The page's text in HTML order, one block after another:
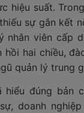
hiệu suất.
sự gắn kết
nhân viên cấp
hồi hai chiều,
quản lý trung
hiểu đúng bản
doanh